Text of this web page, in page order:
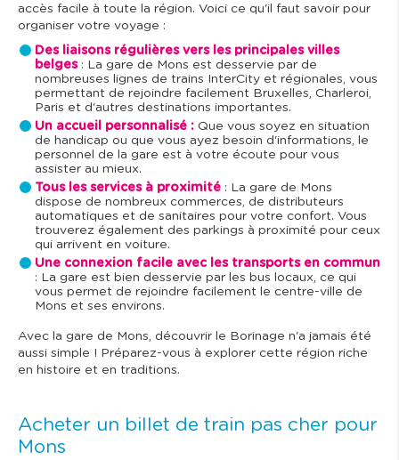
accès facile à toute la région. Voici ce qu'il faut savoir pour
organiser votre voyage :
Des liaisons régulières vers les principales villes
belges : La gare de Mons est desservie par de
nombreuses lignes de trains InterCity et régionales, vous
permettant de rejoindre facilement Bruxelles, Charleroi,
Paris et d'autres destinations importantes.
Un accueil personnalisé : Que vous soyez en situation
de handicap ou que vous ayez besoin d'informations, le
personnel de la gare est à votre écoute pour vous
assister au mieux.
Tous les services à proximité : La gare de Mons
dispose de nombreux commerces, de distributeurs
automatiques et de sanitaires pour votre confort. Vous
trouverez également des parkings à proximité pour ceux
qui arrivent en voiture.
Une connexion facile avec les transports en commun
: La gare est bien desservie par les bus locaux, ce qui
vous permet de rejoindre facilement le centre-ville de
Mons et ses environs.
Avec la gare de Mons, découvrir le Borinage n'a jamais été
aussi simple ! Préparez-vous à explorer cette région riche
en histoire et en traditions.
Acheter un billet de train pas cher pour
Mons